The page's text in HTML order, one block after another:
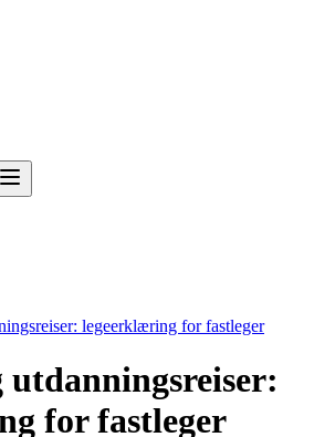
legeerklæring for fastleger
utdanningsreiser:
for fastleger